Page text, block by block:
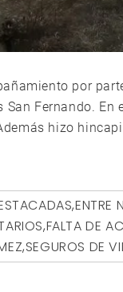
por
San Fernando.
hizo
,ENTRE
,FALTA DE
,SEGUROS DE